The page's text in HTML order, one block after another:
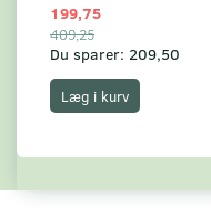
199,75
409,25
Du sparer: 209,50
Læg i kurv